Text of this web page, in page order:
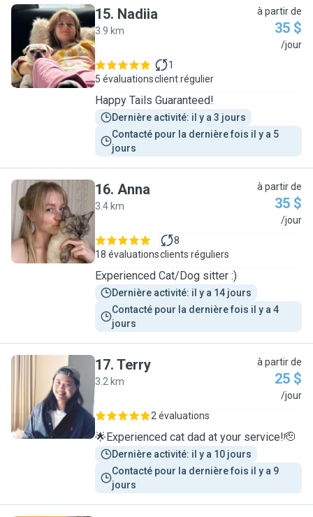
N
15. Nadiia
3.9 km
à partir de
35 $
/jour
5 évaluations
1
client régulier
Happy Tails Guaranteed!
Dernière activité: il y a 3 jours
Contacté pour la dernière fois il y a 5
jours
A
16. Anna
3.4 km
à partir de
35 $
/jour
18 évaluations
8
clients réguliers
Experienced Cat/Dog sitter :)
Dernière activité: il y a 14 jours
Contacté pour la dernière fois il y a 4
jours
T
17. Terry
3.2 km
à partir de
25 $
/jour
2 évaluations
🌟Experienced cat dad at your service!🫡
Dernière activité: il y a 10 jours
Contacté pour la dernière fois il y a 9
jours